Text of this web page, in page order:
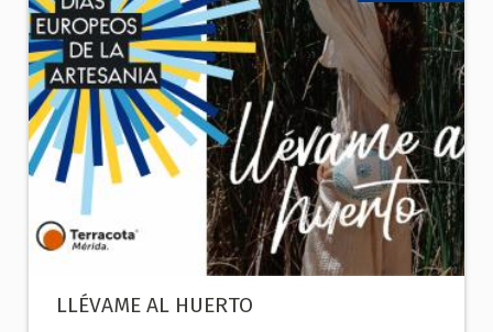
LLÉVAME AL HUERTO